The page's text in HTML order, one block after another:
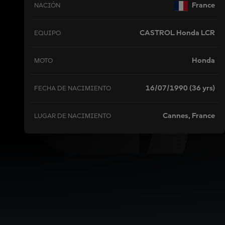
NACIÓN France
EQUIPO CASTROL Honda LCR
MOTO Honda
FECHA DE NACIMIENTO 16/07/1990 (36 yrs)
LUGAR DE NACIMIENTO Cannes, France